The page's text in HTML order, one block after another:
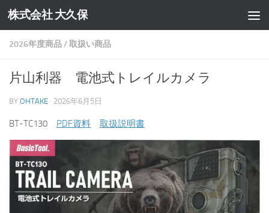
コンテンツへスキップ
株式会社 大久保
2026年度商品/取扱い商品
片山利器 電池式トレイルカメラ
BY OHTAKE · 2026年6月5日
BT-TC130 PDF資料 取扱説明書